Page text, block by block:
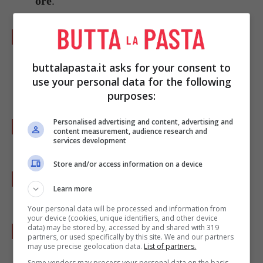
Preparate un’altra placca coperta da carta
forno. Fate fondere il
cioccolato fondente
rimastoe fatelo raffreddare fino alla
temperatura di 115 gradi.
Immergete rapidamente metà tartufi nel
cioccolato e deponeteli sulla placca.
al seconda metà dei tartufi.
A piacere decorateli conpezzetti di zenzero
candito.
buttalapasta.it asks for your consent to
use your personal data for the following
purposes:
Personalised advertising and content, advertising and
content measurement, audience research and
services development
Store and/or access information on a device
Learn more
Your personal data will be processed and information from
your device (cookies, unique identifiers, and other device
data) may be stored by, accessed by and shared with 319
partners, or used specifically by this site. We and our partners
may use precise geolocation data. List of partners.